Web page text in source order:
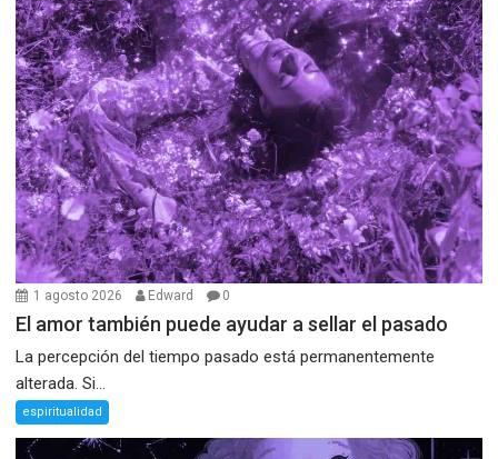
1 agosto 2026 Edward 0
El amor también puede ayudar a sellar el pasado
La percepción del tiempo pasado está permanentemente
alterada. Si...
espiritualidad